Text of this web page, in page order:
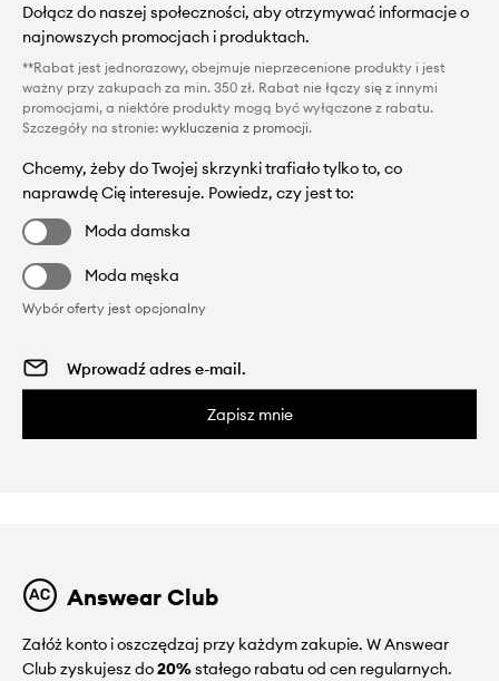
Dołącz do naszej społeczności, aby otrzymywać informacje o
najnowszych promocjach i produktach.
**Rabat jest jednorazowy, obejmuje nieprzecenione produkty i jest
ważny przy zakupach za min. 350 zł. Rabat nie łączy się z innymi
promocjami, a niektóre produkty mogą być wyłączone z rabatu.
Szczegóły na stronie: wykluczenia z promocji.
Chcemy, żeby do Twojej skrzynki trafiało tylko to, co
naprawdę Cię interesuje. Powiedz, czy jest to:
Moda damska
Moda męska
Wybór oferty jest opcjonalny
Zapisz mnie
Answear Club
Załóż konto i oszczędzaj przy każdym zakupie. W Answear
Club zyskujesz do20%stałego rabatu od cen regularnych.